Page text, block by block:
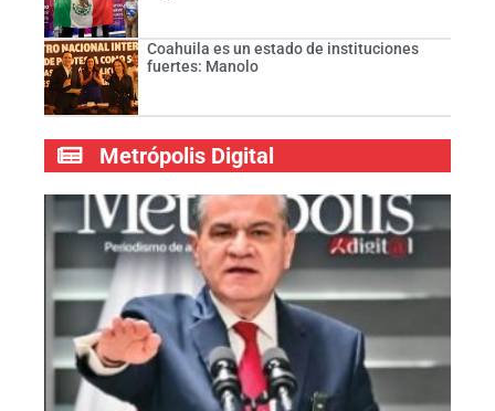
Coahuila es un estado de instituciones
fuertes: Manolo
Metrópolis Digital